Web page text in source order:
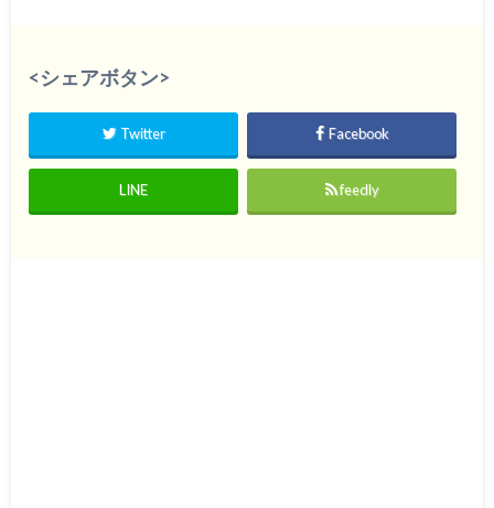
<シェアボタン>
Twitter Facebook
LINE feedly